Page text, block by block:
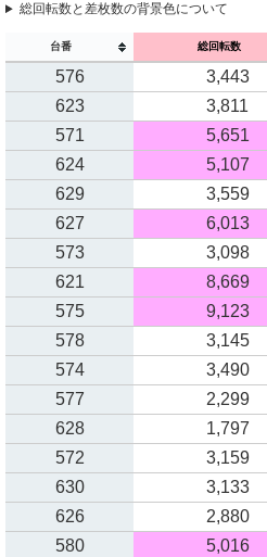
総回転数と差枚数の背景色について
台番 総回転数
576 3,443
623
3,811
571
5,651
624
5,107
629
3,559
627
6,013
573
3,098
621
8,669
575
9,123
578
3,145
574
3,490
577
2,299
628
1,797
572
3,159
630
3,133
626
2,880
580
5,016